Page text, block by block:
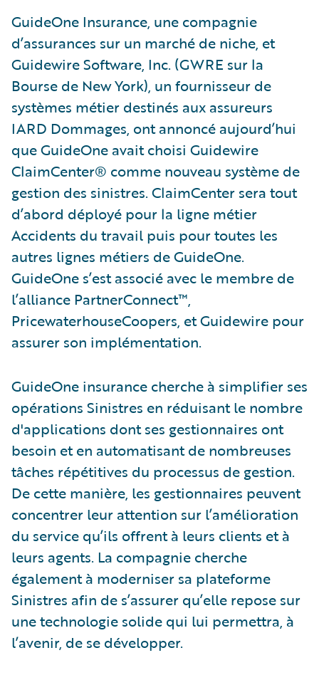
GuideOne Insurance, une compagnie
d’assurances sur un marché de niche, et
Guidewire Software, Inc. (GWRE sur la
Bourse de New York), un fournisseur de
systèmes métier destinés aux assureurs
IARD Dommages, ont annoncé aujourd’hui
que GuideOne avait choisi Guidewire
ClaimCenter® comme nouveau système de
gestion des sinistres. ClaimCenter sera tout
d’abord déployé pour la ligne métier
Accidents du travail puis pour toutes les
autres lignes métiers de GuideOne.
GuideOne s’est associé avec le membre de
l’alliance PartnerConnect™,
PricewaterhouseCoopers, et Guidewire pour
assurer son implémentation.
GuideOne insurance cherche à simplifier ses
opérations Sinistres en réduisant le nombre
d'applications dont ses gestionnaires ont
besoin et en automatisant de nombreuses
tâches répétitives du processus de gestion.
De cette manière, les gestionnaires peuvent
concentrer leur attention sur l’amélioration
du service qu’ils offrent à leurs clients et à
leurs agents. La compagnie cherche
également à moderniser sa plateforme
Sinistres afin de s’assurer qu’elle repose sur
une technologie solide qui lui permettra, à
l’avenir, de se développer.